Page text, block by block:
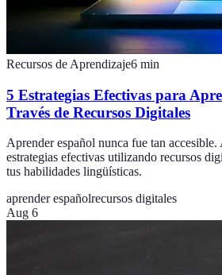
Recursos de Aprendizaje6 min
5 Estrategias Efectivas para
Través de Recursos Digitales
Aprender español nunca fue tan
estrategias efectivas utilizando recursos
tus habilidades lingüísticas.
aprender españolrecursos digitales
Aug 6